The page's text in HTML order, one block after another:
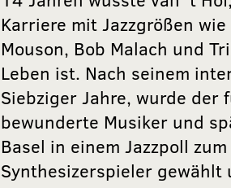
Karriere mit Jazzgrößen
Mouson, Bob Malach und
Leben ist. Nach seinem
Siebziger Jahre, wurde der
bewunderte Musiker und
Basel in einem Jazzpoll
Synthesizerspieler